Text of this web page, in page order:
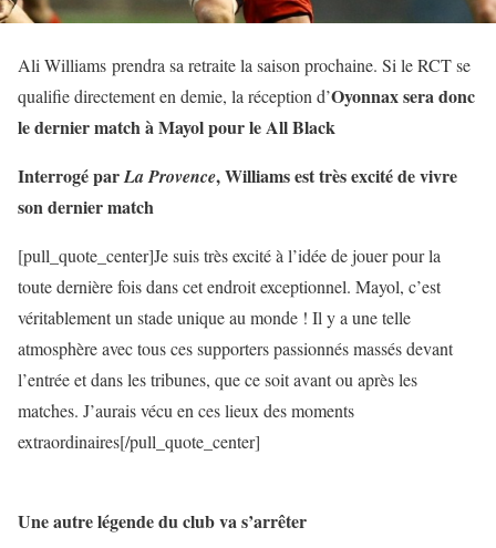
Ali Williams prendra sa retraite la saison prochaine. Si le RCT se
qualifie directement en demie, la réception d’Oyonnax sera donc
le dernier match à Mayol pour le All Black
Interrogé parLa Provence, Williams est très excité de vivre
son dernier match
[pull_quote_center]Je suis très excité à l’idée de jouer pour la
toute dernière fois dans cet endroit exceptionnel. Mayol, c’est
véritablement un stade unique au monde ! Il y a une telle
atmosphère avec tous ces supporters passionnés massés devant
l’entrée et dans les tribunes, que ce soit avant ou après les
matches. J’aurais vécu en ces lieux des moments
extraordinaires[/pull_quote_center]
Une autre légende du club va s’arrêter